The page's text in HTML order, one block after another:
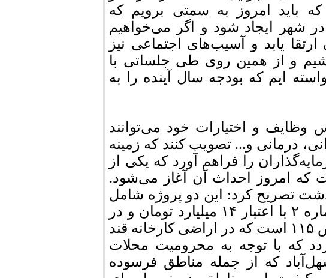
باید امروز به سمتی برویم که
شهر ایجاد شود و اگر می‌خواهیم
یابد و آسیب‌های اجتماعی نیز
و از همین روی طی جلساتی با
ایم که بودجه سال آینده را به
و اختیارات خود می‌توانند
درمانی و... تصویب کنند که زمینه
را فراهم آورد که یکی از
که امروز احداث آن آغاز می‌شود.
تصریح کرد: این دو پروژه شامل
مرکز خدمات جامع سلامت شهری شماره ۲ با اعتبار ۱۴ میلیارد تومان و در
مساحت ۷۵۰ متر مربع و مرکز اورژانس ۱۱۵ است که در اراضی کارخانه قند
که با توجه به محرومیت محلات
که از جمله مناطق فرسوده